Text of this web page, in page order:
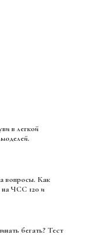
на ЧСС 120 и